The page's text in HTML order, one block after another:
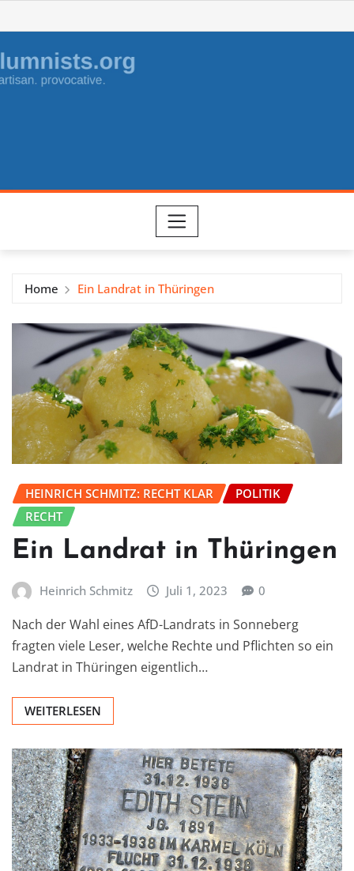
to
content
Home Ein Landrat in Thüringen
HEINRICH SCHMITZ: RECHT KLAR
POLITIK
RECHT
Ein Landrat in Thüringen
Heinrich Schmitz Juli 1, 2023 0
Nach der Wahl eines AfD-Landrats in Sonneberg
fragten viele Leser, welche Rechte und Pflichten so ein
Landrat in Thüringen eigentlich…
WEITERLESEN